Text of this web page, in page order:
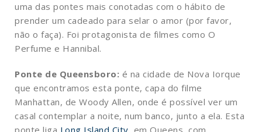
uma das pontes mais conotadas com o hábito de
prender um cadeado para selar o amor (por favor,
não o faça). Foi protagonista de filmes como O
Perfume e Hannibal.
Ponte de Queensboro: é na cidade de Nova Iorque
que encontramos esta ponte, capa do filme
Manhattan, de Woody Allen, onde é possível ver um
casal contemplar a noite, num banco, junto a ela. Esta